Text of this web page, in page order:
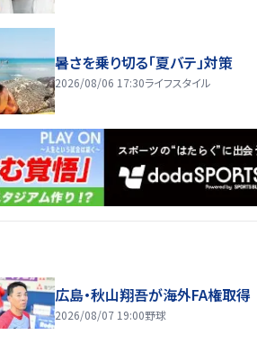
暑さを乗り切る「夏バテ」対策
2026/08/06 17:30ライフスタイル
広島・秋山翔吾が海外FA権取得
2026/08/07 19:00野球